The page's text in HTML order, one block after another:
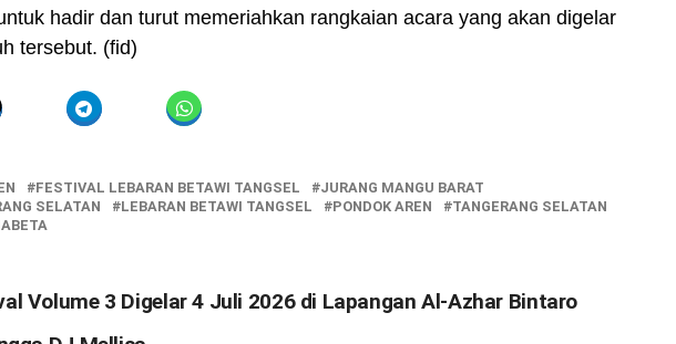
hadir dan turut memeriahkan rangkaian acara yang akan digelar
tersebut. (fid)
FESTIVAL LEBARAN BETAWI TANGSEL
JURANG MANGU BARAT
SELATAN
LEBARAN BETAWI TANGSEL PONDOK AREN
TANGERANG SELATAN
Volume 3 Digelar 4 Juli 2026 di Lapangan Al-Azhar Bintaro